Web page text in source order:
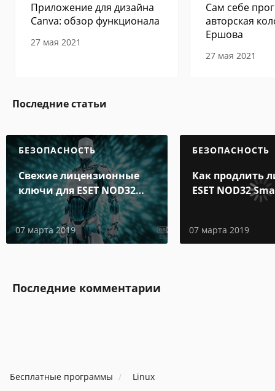
Приложение для дизайна
Canva: обзор функционала
27 мая 2021
Сам себе
авторская
Ершова
27 мая 2021
Последние статьи
БЕЗОПАСНОСТЬ
Свежие лицензионные
ключи для ESET NOD32
Internet Security до 2019-
2020 года
07 марта 2019
БЕЗОПАСНОСТЬ
Как продлить
ESET NOD32
бесплатно на
07 марта 2019
Последние комментарии
Бесплатные программы Linux